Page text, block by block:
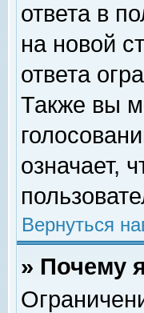
ответа в
на новой
ответа
Также вы
означает,
Вернуться
» Почему